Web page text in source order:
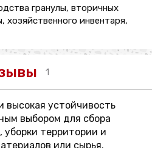
гранулы, вторичных
хозяйственного инвентаря,
1
высокая устойчивость
выбором для сбора
уборки территории и
или сырья.